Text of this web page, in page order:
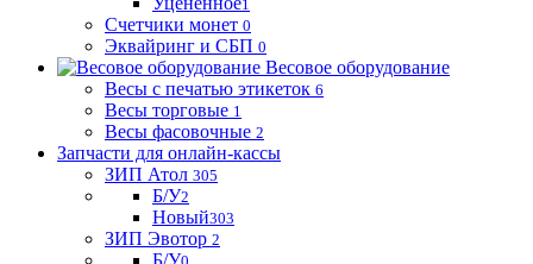
1
Счетчики монет 0
Эквайринг и СБП 0
Весовое оборудование
Весы с печатью этикеток 6
Весы торговые 1
Весы фасовочные 2
Запчасти для онлайн-кассы
ЗИП Атол 305
Б/У2
Новый303
ЗИП Эвотор 2
Б/У